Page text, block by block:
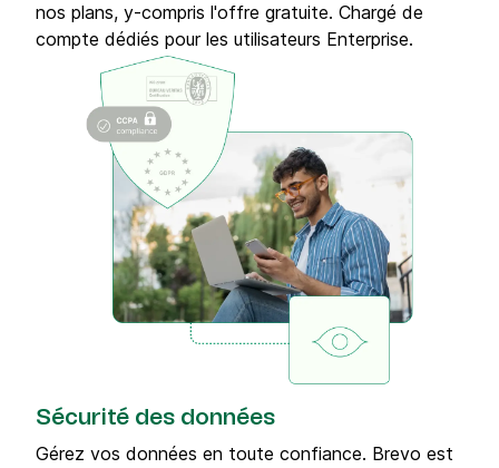
nos plans, y-compris l'offre gratuite. Chargé de
compte dédiés pour les utilisateurs Enterprise.
Sécurité des données
Gérez vos données en toute confiance. Brevo est